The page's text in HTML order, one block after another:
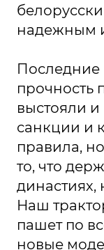
надежным
Последние
прочность
выстояли
санкции и
правила,
то, что
династиях,
Наш
пашет по
новые